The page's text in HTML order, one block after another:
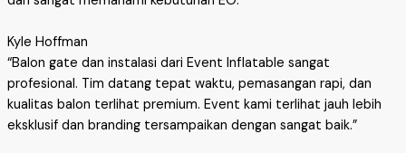
Kyle Hoffman
“Balon gate dan instalasi dari Event Inflatable sangat
profesional. Tim datang tepat waktu, pemasangan rapi, dan
kualitas balon terlihat premium. Event kami terlihat jauh lebih
eksklusif dan branding tersampaikan dengan sangat baik.”